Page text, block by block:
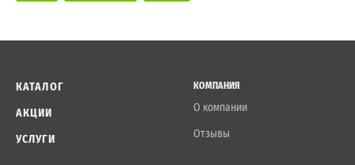
КАТАЛОГ
АКЦИИ
УСЛУГИ
КОМПАНИЯ
О компании
Отзывы